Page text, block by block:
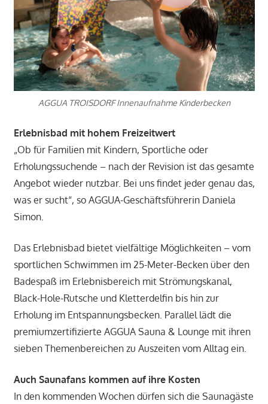
AGGUA TROISDORF Innenaufnahme Kinderbecken
Erlebnisbad mit hohem Freizeitwert
„Ob für Familien mit Kindern, Sportliche oder
Erholungssuchende – nach der Revision ist das gesamte
Angebot wieder nutzbar. Bei uns findet jeder genau das,
was er sucht“, so AGGUA-Geschäftsführerin Daniela
Simon.
Das Erlebnisbad bietet vielfältige Möglichkeiten – vom
sportlichen Schwimmen im 25-Meter-Becken über den
Badespaß im Erlebnisbereich mit Strömungskanal,
Black-Hole-Rutsche und Kletterdelfin bis hin zur
Erholung im Entspannungsbecken. Parallel lädt die
premiumzertifizierte AGGUA Sauna & Lounge mit ihren
sieben Themenbereichen zu Auszeiten vom Alltag ein.
Auch Saunafans kommen auf ihre Kosten
In den kommenden Wochen dürfen sich die Saunagäste